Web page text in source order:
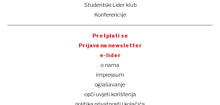
Studentski Lider klub
Konferencije
Pretplati se
Prijava na newsletter
e-lider
o nama
impressum
oglašavanje
opći uvjeti korištenja